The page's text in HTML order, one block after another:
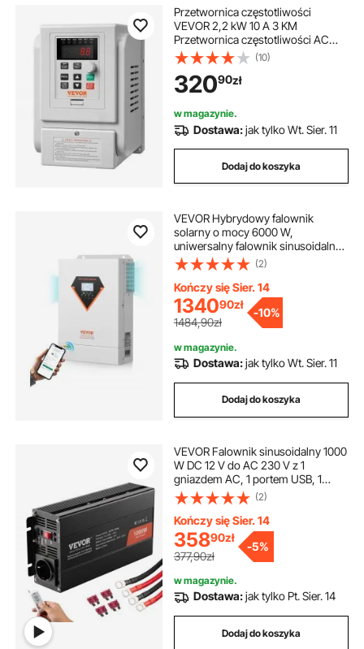
Przetwornica częstotliwości
VEVOR 2,2 kW 10 A 3 KM
Przetwornica częstotliwości AC
220-240 V Regulator częstotliwości
Regulator prędkości Przetwornica
częstotliwości Falownik Silnik
Falownik VFD Sterownik zmiennej
częstotliwości w tym 20 cm kabel
sterujący
(10)
32090zł
w magazynie.
Dostawa:jak tylko Wt. Sier. 11
Dodaj do koszyka
VEVOR Hybrydowy falownik
solarny o mocy 6000 W,
uniwersalny falownik sinusoidalny
z ładowarką, 48 V DC do
jednofazowego napięcia
przemiennego 220/230 V AC, z
wbudowanym regulatorem MPPT
120 A, do akumulatorów litowo-
ołowiowych w systemach poza
siecią elektroenergetyczną
(2)
Kończy się Sier. 14
134090zł
1484,90zł
-10%
w magazynie.
Dostawa:jak tylko Wt. Sier. 11
Dodaj do koszyka
VEVOR Falownik sinusoidalny 1000
W DC 12 V do AC 230 V z 1
gniazdem AC, 1 portem USB, 1
portem typu C, pilotem do małych
urządzeń gospodarstwa
domowego, takich jak smartfony i
laptopy
(2)
Kończy się Sier. 14
35890zł
377,90zł
-5%
w magazynie.
Dostawa:jak tylko Pt. Sier. 14
Dodaj do koszyka